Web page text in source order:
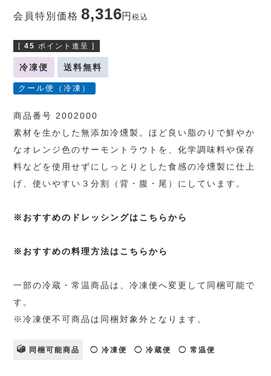
会員特別価格 8,316 税込
[ 45 ポイント進呈 ]
冷凍便 送料無料
クール便（冷凍）
商品番号 2002000
素材を生かした無添加冷燻製。ほど良い脂のりで鮮やか
なオレンジ色のサーモントラウトを、化学調味料や保存
料などを使用せずにしっとりとした食感の冷燻製に仕上
げ、使いやすい３分割（背・腹・尾）にしています。
※おすすめのドレッシングはこちらから
※おすすめの料理方法はこちらから
一部の冷蔵・常温商品は、冷凍便へ変更して同梱可能で
す。
※冷凍便不可商品は同梱対象外となります。
同梱可能商品 ◯ 冷凍便 ◯ 冷蔵便 ◯ 常温便